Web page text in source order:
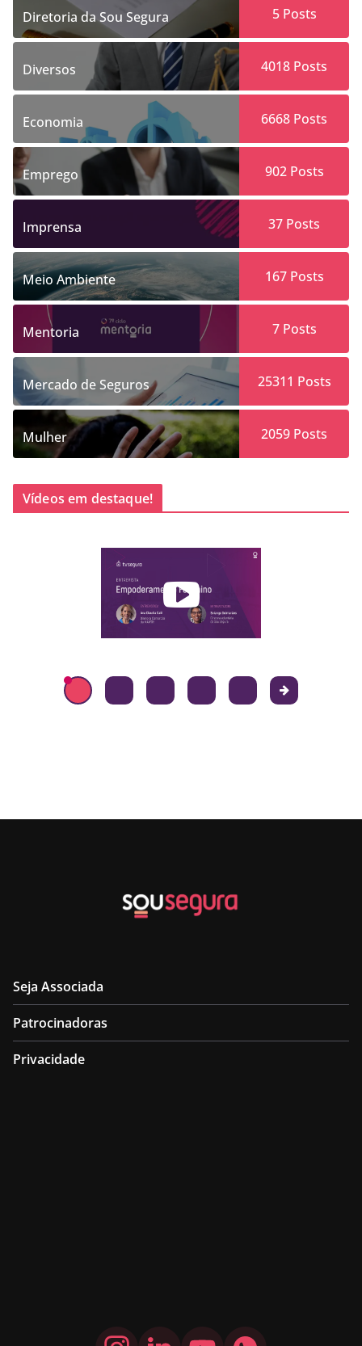
Diretoria da Sou Segura 5Posts
Diversos 4018 Posts
Economia 6668 Posts
Emprego 902Posts
Imprensa 37 Posts
Meio Ambiente 167Posts
Mentoria 7Posts
Mercado de Seguros 25311 Posts
Mulher 2059 Posts
Vídeos em destaque!
Seja Associada
Patrocinadoras
Privacidade